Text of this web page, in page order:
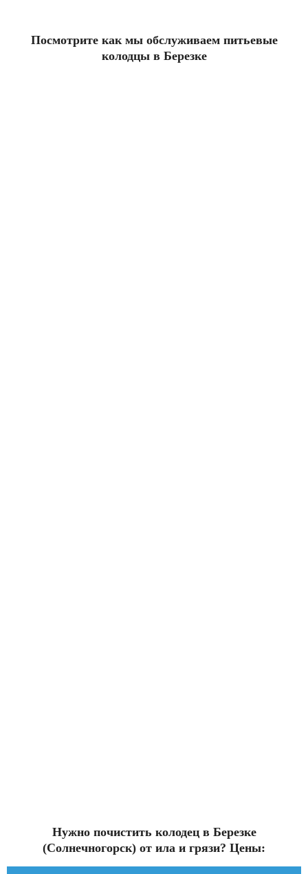
Посмотрите как мы обслуживаем питьевые
колодцы в Березке
Нужно почистить колодец в Березке
(Солнечногорск) от ила и грязи? Цены: